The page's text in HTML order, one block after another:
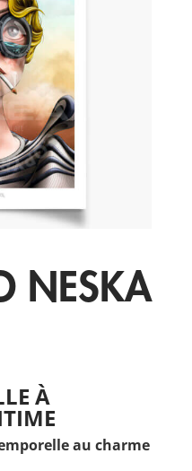
NESKA
À
au charme